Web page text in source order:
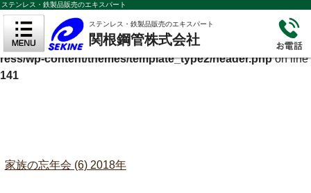
Warning
: Undefined variable $cf_description in
/home/sekinekokank/sekinekokan.co.jp/public_html/wordp
ress/wp-content/themes/template_type2/header.phpon line
141
ステンレス・鉄製品販売のエキスパート
ステンレス・鉄製品販売のエキスパート
関根鋼管株式会社
家族の忘年会 (6) 2018年